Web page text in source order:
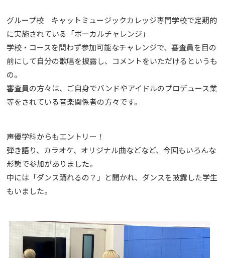
グループ校 キャットミュージックカレッジ専門学校で定期的
に実施されている「ボーカルチャレンジ」
学校・コースを問わず参加可能なチャレンジで、審査員を目の
前にして自分の歌唱を披露し、コメントをいただけるというも
の。
審査員の方々は、ご自身でバンドやアイドルのプロデュース業
等をされている音楽関係者の方々です。
声優学科からもエントリー！
弾き語り、カラオケ、オリジナル曲などなど、今回もいろんな
形態で参加がありました。
中には「ダンス踊れるの？」と聞かれ、ダンスを披露した学生
もいました。